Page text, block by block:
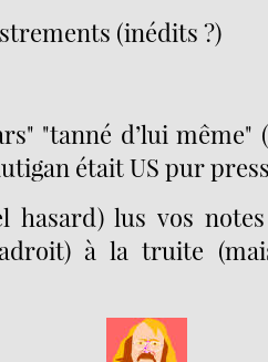
(inédits ?)
"tanné d’lui même"
était US pur
hasard) lus vos
à la truite